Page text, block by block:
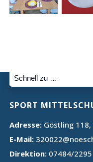
SPORT
Adresse: Göstling
E-Mail:
Direktion: 07484/2295